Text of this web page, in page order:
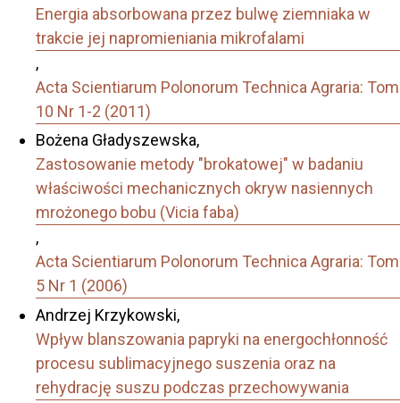
Energia absorbowana przez bulwę ziemniaka w
trakcie jej napromieniania mikrofalami
,
Acta Scientiarum Polonorum Technica Agraria: Tom
10 Nr 1-2 (2011)
Bożena Gładyszewska,
Zastosowanie metody "brokatowej" w badaniu
właściwości mechanicznych okryw nasiennych
mrożonego bobu (Vicia faba)
,
Acta Scientiarum Polonorum Technica Agraria: Tom
5 Nr 1 (2006)
Andrzej Krzykowski,
Wpływ blanszowania papryki na energochłonność
procesu sublimacyjnego suszenia oraz na
rehydrację suszu podczas przechowywania